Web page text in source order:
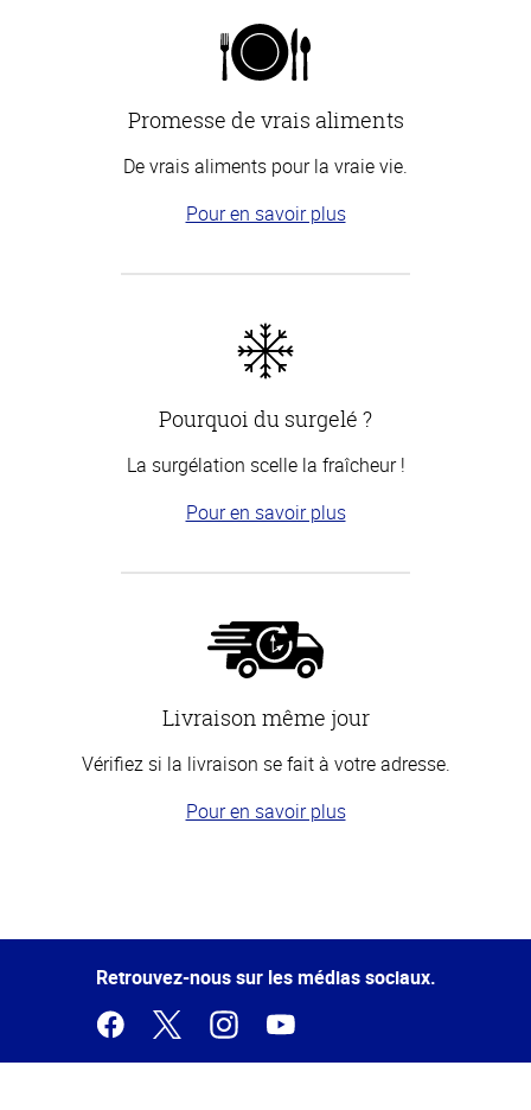
Promesse de vrais aliments
De vrais aliments pour la vraie vie.
Pour en savoir plus
Pourquoi du surgelé ?
La surgélation scelle la fraîcheur !
Pour en savoir plus
Livraison même jour
Vérifiez si la livraison se fait à votre adresse.
Pour en savoir plus
de la
Retrouvez-nous sur les médias sociaux.